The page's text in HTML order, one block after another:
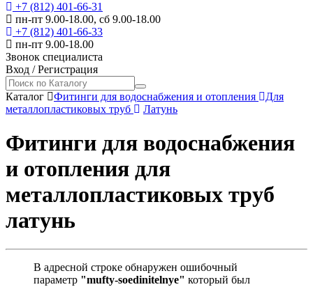
+7 (812) 401-66-31
пн-пт 9.00-18.00, сб 9.00-18.00
+7 (812) 401-66-33
пн-пт 9.00-18.00
Звонок специалиста
Вход /Регистрация
Каталог Фитинги для водоснабжения и отопления
Для
металлопластиковых труб
Латунь
Фитинги для водоснабжения
и отопления для
металлопластиковых труб
латунь
В адресной строке обнаружен ошибочный
параметр "mufty-soedinitelnye" который был